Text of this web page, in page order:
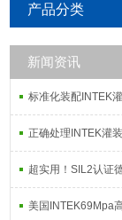
产品分类
新闻资讯
标准化装配INTEK
正确处理INTEK灌
超实用！SIL2认证
美国INTEK69Mpa